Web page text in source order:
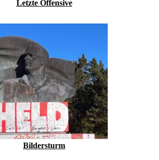
Letzte Offensive
Bildersturm